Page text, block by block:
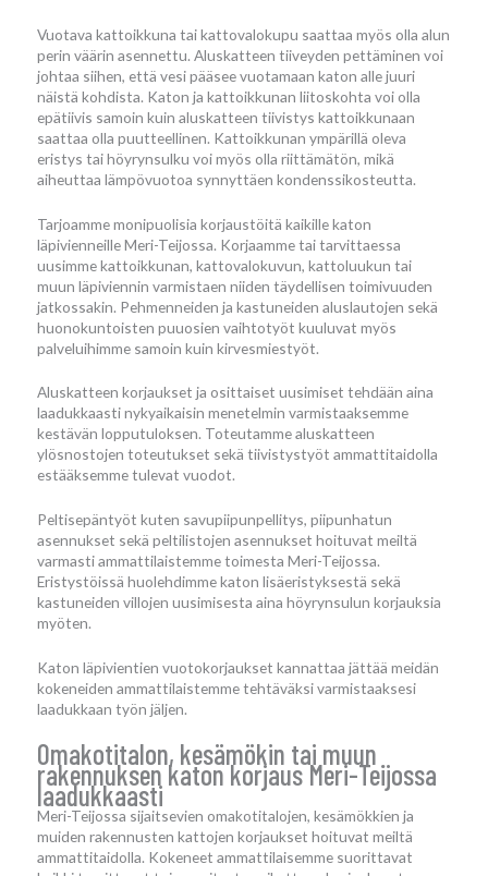
Vuotava kattoikkuna tai kattovalokupu saattaa myös olla alun
perin väärin asennettu. Aluskatteen tiiveyden pettäminen voi
johtaa siihen, että vesi pääsee vuotamaan katon alle juuri
näistä kohdista. Katon ja kattoikkunan liitoskohta voi olla
epätiivis samoin kuin aluskatteen tiivistys kattoikkunaan
saattaa olla puutteellinen. Kattoikkunan ympärillä oleva
eristys tai höyrynsulku voi myös olla riittämätön, mikä
aiheuttaa lämpövuotoa synnyttäen kondenssikosteutta.
Tarjoamme monipuolisia korjaustöitä kaikille katon
läpivienneille Meri-Teijossa. Korjaamme tai tarvittaessa
uusimme kattoikkunan, kattovalokuvun, kattoluukun tai
muun läpiviennin varmistaen niiden täydellisen toimivuuden
jatkossakin. Pehmenneiden ja kastuneiden aluslautojen sekä
huonokuntoisten puuosien vaihtotyöt kuuluvat myös
palveluihimme samoin kuin kirvesmiestyöt.
Aluskatteen korjaukset ja osittaiset uusimiset tehdään aina
laadukkaasti nykyaikaisin menetelmin varmistaaksemme
kestävän lopputuloksen. Toteutamme aluskatteen
ylösnostojen toteutukset sekä tiivistystyöt ammattitaidolla
estääksemme tulevat vuodot.
Peltisepäntyöt kuten savupiipunpellitys, piipunhatun
asennukset sekä peltilistojen asennukset hoituvat meiltä
varmasti ammattilaistemme toimesta Meri-Teijossa.
Eristystöissä huolehdimme katon lisäeristyksestä sekä
kastuneiden villojen uusimisesta aina höyrynsulun korjauksia
myöten.
Katon läpivientien vuotokorjaukset kannattaa jättää meidän
kokeneiden ammattilaistemme tehtäväksi varmistaaksesi
laadukkaan työn jäljen.
Omakotitalon, kesämökin tai muun
rakennuksen katon korjaus Meri-Teijossa
laadukkaasti
Meri-Teijossa sijaitsevien omakotitalojen, kesämökkien ja
muiden rakennusten kattojen korjaukset hoituvat meiltä
ammattitaidolla. Kokeneet ammattilaisemme suorittavat